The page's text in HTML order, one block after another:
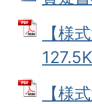
【様
【様